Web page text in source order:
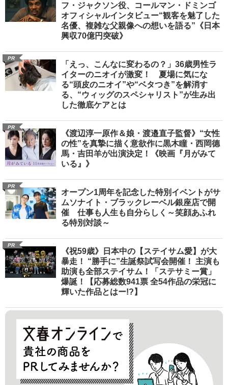
フ・ジャクソン役、コールマン・ドミンゴ
オフィシャルインタビュー“観客を魅了した
名優、複雑な父親像への想いを語る”《日本
興収70億円突破》
PR
「えっ、こんなに変わるの？」36歳男性ラ
イターのニオイが激変！ 夏場に気にな
る“頭皮のニオイ”や“ベタつき”を解消す
る、“ウィッグのスペシャリスト”が生み出
した徹底ケアとは
PR
《渡辺淳一原作＆娘・渡邉直子監督》“女性
の性”を真摯に描く意欲作に黒木瞳・西岡德
馬・吉田羊が出演決定！《映画『月がみて
いる』》
PR
オープン1周年を記念した特別イベントがサ
ムソナイト・ブラックレーベル銀座店で開
催 仕事も人生も自分らしく～笑顔あふれ
る特別対談～
PR
《祝59歳》日本中の【ステイサム愛】が大
暴走！ “勝手に”生誕祭試写会開催！ 主演も
助演も全部ステイサム！「ステサミー賞」
爆誕！【応募総数941票 全54作品の栄冠に
輝いた作品とはー!?】